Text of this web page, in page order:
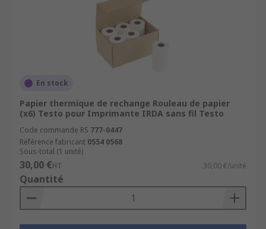
En stock
Papier thermique de rechange Rouleau de papier
(x6) Testo pour Imprimante IRDA sans fil Testo
Code commande RS 777-0447
Référence fabricant 0554 0568
Sous-total (1 unité)
30,00 €HT 30,00 €/unité
Quantité